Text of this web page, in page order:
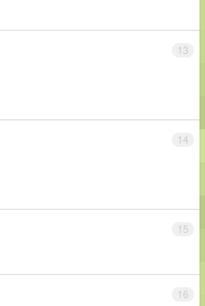
13
14
15
16